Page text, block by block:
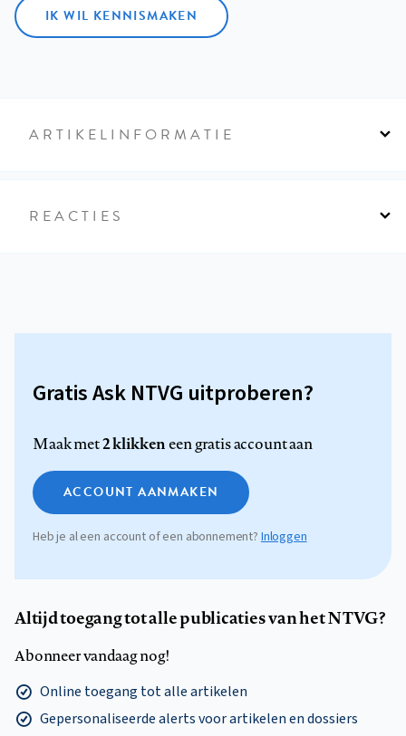
IK WIL KENNISMAKEN
ARTIKELINFORMATIE
REACTIES
Gratis Ask NTVG uitproberen?
Maak met2 klikkeneen gratis account aan
ACCOUNT AANMAKEN
Heb je al een account of een abonnement?Inloggen
Altijd toegang tot alle publicaties van het NTVG?
Abonneer vandaag nog!
Online toegang tot alle artikelen
Gepersonaliseerde alerts voor artikelen en dossiers